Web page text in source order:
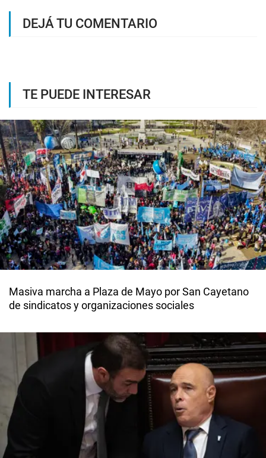
DEJÁ TU COMENTARIO
TE PUEDE INTERESAR
Masiva marcha a Plaza de Mayo por San Cayetano
de sindicatos y organizaciones sociales